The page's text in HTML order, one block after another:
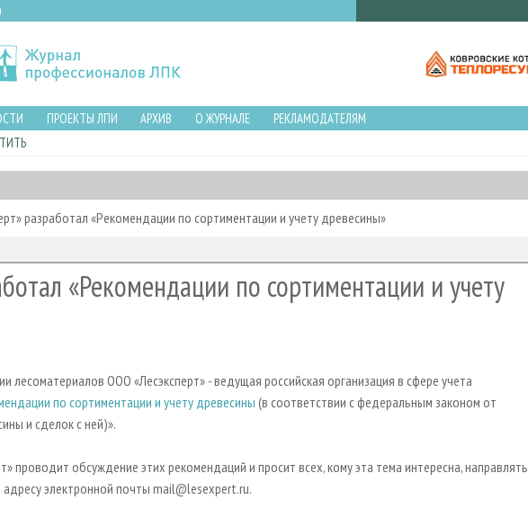
ПРОЕКТЫ ЛПИ АРХИВ О ЖУРНАЛЕ
РЕКЛАМОДАТЕЛЯМ
разработал «Рекомендации по сортиментации и учету древесины»
«Рекомендации по сортиментации и учету
лесоматериалов ООО «Лесэксперт» - ведущая российская организация в сфере учета
по сортиментации и учету древесины (в соответствии с федеральным законом от
и сделок с ней)».
проводит обсуждение этих рекомендаций и просит всех, кому эта тема интересна, направлять
электронной почты mail@lesexpert.ru.